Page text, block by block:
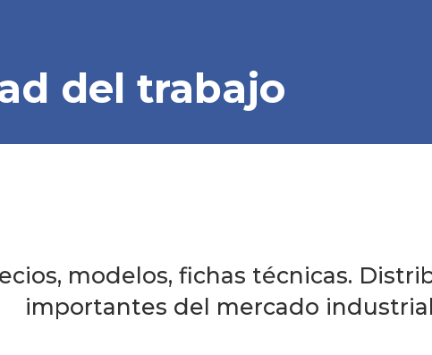
del trabajo
modelos, fichas técnicas.
importantes del mercado